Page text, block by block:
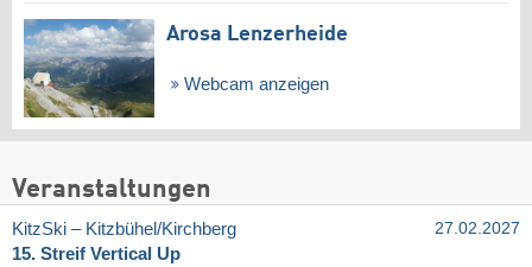
Arosa Lenzerheide
Webcam anzeigen
Veranstaltungen
KitzSki – Kitzbühel/​Kirchberg
15. Streif Vertical Up
27.02.2027